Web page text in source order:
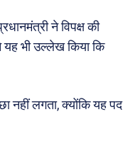
ने विपक्ष की
भी उल्लेख किया कि
नहीं लगता, क्योंकि यह पद